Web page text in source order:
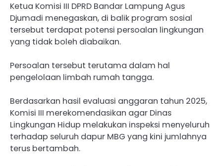
Ketua Komisi III DPRD Bandar Lampung Agus
Djumadi menegaskan, di balik program sosial
tersebut terdapat potensi persoalan lingkungan
yang tidak boleh diabaikan.
Persoalan tersebut terutama dalam hal
pengelolaan limbah rumah tangga.
Berdasarkan hasil evaluasi anggaran tahun 2025,
Komisi III merekomendasikan agar Dinas
Lingkungan Hidup melakukan inspeksi menyeluruh
terhadap seluruh dapur MBG yang kini jumlahnya
terus bertambah.